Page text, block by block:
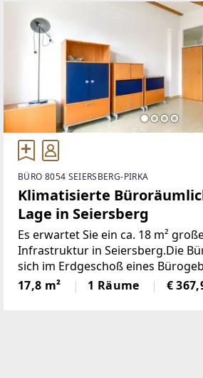
BÜRO 8054 SEIERSBERG-PIRKA
Klimatisierte
Lage in Seiersberg
Es erwartet Sie ein ca. 18 m²
Infrastruktur in Seiersberg.Die
sich im Erdgeschoß eines
neben dem neuen Gemeindeamt
diverser Betriebe und
17,8 m² 1 Räume €